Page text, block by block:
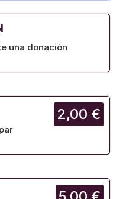
una donación
2,00 €